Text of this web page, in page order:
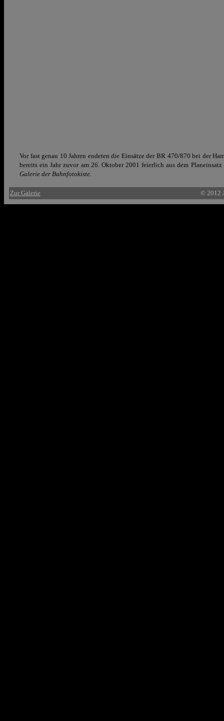
Vor fast genau 10 Jahren endeten die Einsätze der BR 470/870 bei der
bereits ein Jahr zuvor am 26. Oktober 2001 feierlich aus dem
Galerie der Bahnfotokiste.
Zur Galerie © 2012